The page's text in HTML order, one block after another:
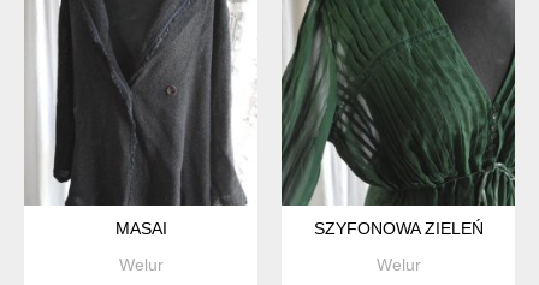
MASAI
Welur
SZYFONOWA ZIELEŃ
Welur